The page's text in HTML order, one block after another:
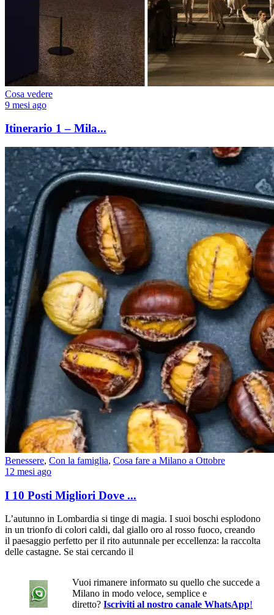
Cosa vedere
9 mesi ago
Itinerario 1 – Mila...
Benessere, Con la famiglia, Cosa fare a Milano a Ottobre
12 mesi ago
I 10 Posti Migliori Dove ...
L’autunno in Lombardia si tinge di magia. I suoi boschi esplodono
in un trionfo di colori caldi, dal giallo oro al rosso fuoco, creando
il paesaggio perfetto per il rito autunnale per eccellenza: la raccolta
delle castagne. Se stai cercando il
Vuoi rimanere informato su quello che succede a
Milano in modo veloce, semplice e
diretto?Iscriviti al nostro canale WhatsApp!